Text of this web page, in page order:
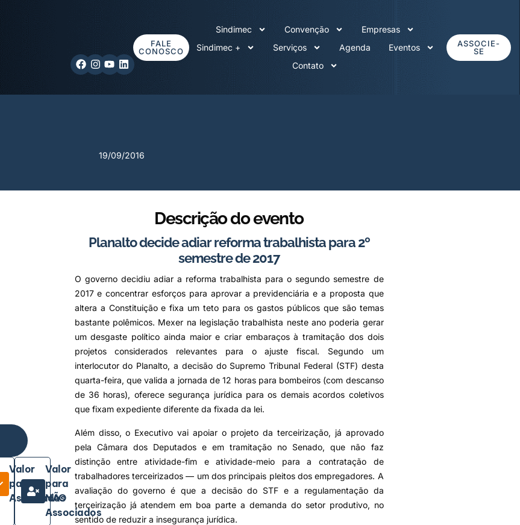
FALE
CONOSCO
ASSOCIE-
SE
Sindimec Convenção
Empresas
Sindimec +
Serviços Agenda
Eventos
Contato
19/09/2016
Valor
para
Associados
Valor
para
NÃO
Associados
Descrição do evento
Planalto decide adiar reforma trabalhista para 2º
semestre de 2017
O governo decidiu adiar a reforma trabalhista para o segundo semestre de
2017 e concentrar esforços para aprovar a previdenciária e a proposta que
altera a Constituição e fixa um teto para os gastos públicos que são temas
bastante polêmicos. Mexer na legislação trabalhista neste ano poderia gerar
um desgaste político ainda maior e criar embaraços à tramitação dos dois
projetos considerados relevantes para o ajuste fiscal. Segundo um
interlocutor do Planalto, a decisão do Supremo Tribunal Federal (STF) desta
quarta-feira, que valida a jornada de 12 horas para bombeiros (com descanso
de 36 horas), oferece segurança jurídica para os demais acordos coletivos
que fixam expediente diferente da fixada da lei.
Além disso, o Executivo vai apoiar o projeto da terceirização, já aprovado
pela Câmara dos Deputados e em tramitação no Senado, que não faz
distinção entre atividade-fim e atividade-meio para a contratação de
trabalhadores terceirizados — um dos principais pleitos dos empregadores. A
avaliação do governo é que a decisão do STF e a regulamentação da
terceirização já atendem em boa parte a demanda do setor produtivo, no
sentido de reduzir a insegurança jurídica.